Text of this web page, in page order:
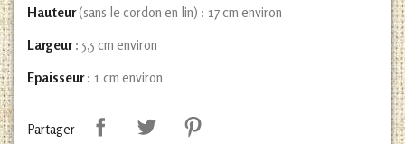
Hauteur(sans le cordon en lin) : 17 cm environ
Largeur: 5,5 cm environ
Epaisseur: 1 cm environ
Partager